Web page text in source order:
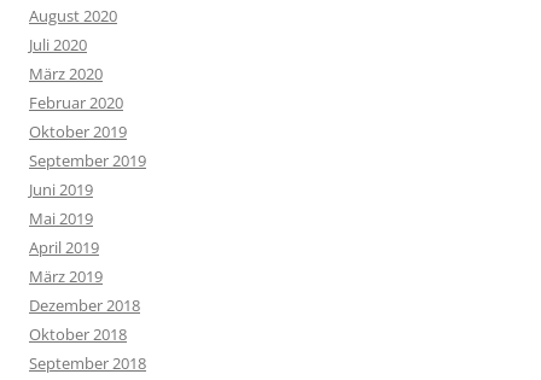
August 2020
Juli 2020
März 2020
Februar 2020
Oktober 2019
September 2019
Juni 2019
Mai 2019
April 2019
März 2019
Dezember 2018
Oktober 2018
September 2018